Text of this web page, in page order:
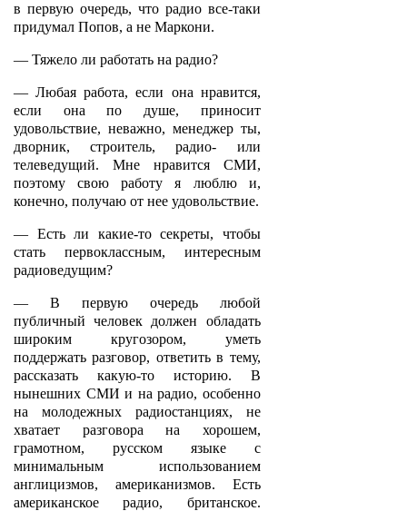
в первую очередь, что радио все-таки
придумал Попов, а не Маркони.
— Тяжело ли работать на радио?
— Любая работа, если она нравится,
если она по душе, приносит
удовольствие, неважно, менеджер ты,
дворник, строитель, радио- или
телеведущий. Мне нравится СМИ,
поэтому свою работу я люблю и,
конечно, получаю от нее удовольствие.
— Есть ли какие-то секреты, чтобы
стать первоклассным, интересным
радиоведущим?
— В первую очередь любой
публичный человек должен обладать
широким кругозором, уметь
поддержать разговор, ответить в тему,
рассказать какую-то историю. В
нынешних СМИ и на радио, особенно
на молодежных радиостанциях, не
хватает разговора на хорошем,
грамотном, русском языке с
минимальным использованием
англицизмов, американизмов. Есть
американское радио, британское.